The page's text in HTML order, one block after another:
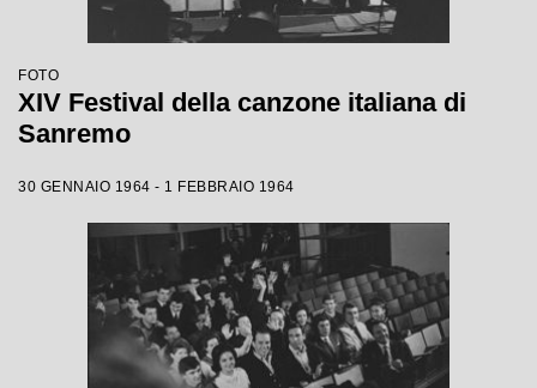
FOTO
XIV Festival della canzone italiana di
Sanremo
30 GENNAIO 1964 - 1 FEBBRAIO 1964